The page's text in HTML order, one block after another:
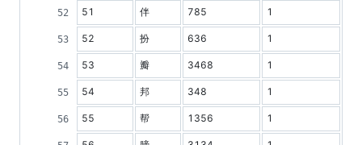
51 伴 785 1
52 扮 636 1
53 瓣 3468 1
54 邦 348 1
55 帮 1356 1